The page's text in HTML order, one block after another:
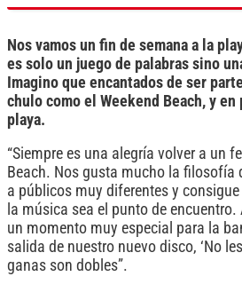
Nos vamos un fin de semana a la
es solo un juego de palabras sino
Imagino que encantados de ser
chulo como el Weekend Beach, y en
playa.
“Siempre es una alegría volver a un
Beach. Nos gusta mucho la filosofía
a públicos muy diferentes y
la música sea el punto de
un momento muy especial para la
salida de nuestro nuevo disco, ‘No
ganas son dobles”.